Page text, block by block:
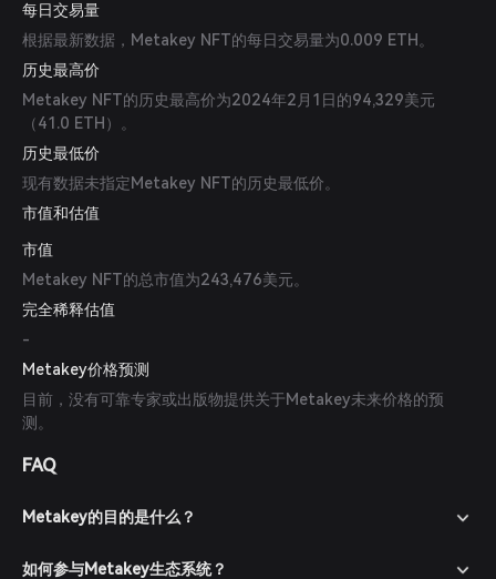
每日交易量
根据最新数据，Metakey NFT的每日交易量为0.009 ETH。
历史最高价
Metakey NFT的历史最高价为2024年2月1日的94,329美元
（41.0 ETH）。
历史最低价
现有数据未指定Metakey NFT的历史最低价。
市值和估值
市值
Metakey NFT的总市值为243,476美元。
完全稀释估值
-
Metakey价格预测
目前，没有可靠专家或出版物提供关于Metakey未来价格的预
测。
FAQ
Metakey的目的是什么？
如何参与Metakey生态系统？